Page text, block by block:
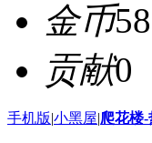
金币
贡献0
手机版|小黑屋|爬花楼